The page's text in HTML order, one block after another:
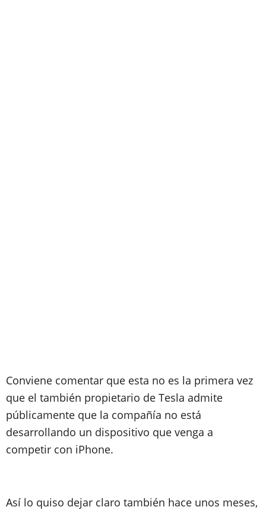
Conviene comentar que esta no es la primera vez
que el también propietario de Tesla admite
públicamente que la compañía no está
desarrollando un dispositivo que venga a
competir con iPhone.
Así lo quiso dejar claro también hace unos meses,